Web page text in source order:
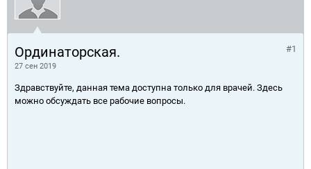
Ординаторская.
27 сен 2019
#1
Здравствуйте, данная тема доступна только для врачей. Здесь
можно обсуждать все рабочие вопросы.